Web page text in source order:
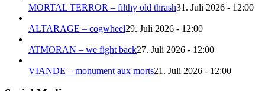
MORTAL TERROR – filthy old thrash31. Juli 2026 - 12:00
ALTARAGE – cogwheel29. Juli 2026 - 12:00
ATMORAN – we fight back27. Juli 2026 - 12:00
VIANDE – monument aux morts21. Juli 2026 - 12:00